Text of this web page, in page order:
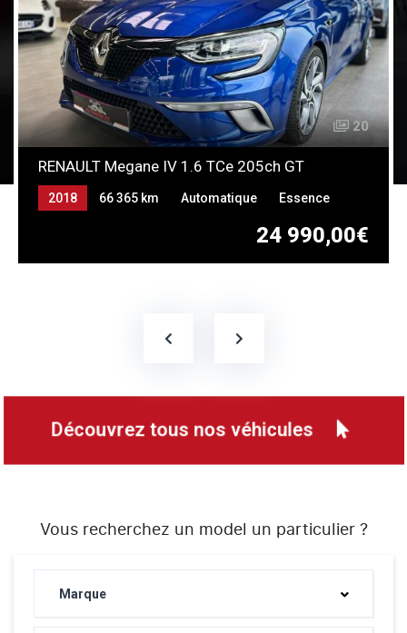
20
RENAULT Megane IV 1.6 TCe 205ch GT
24 990,00€
2018 66 365 km Automatique Essence
Découvrez tous nos véhicules
Vous recherchez un model un particulier ?
Marque